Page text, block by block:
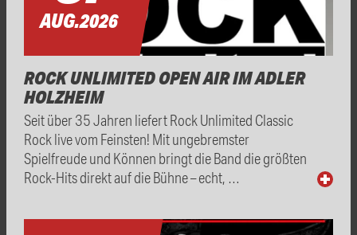
AUG.2026
ROCK UNLIMITED OPEN AIR IM ADLER
HOLZHEIM
Seit über 35 Jahren liefert Rock Unlimited Classic
Rock live vom Feinsten! Mit ungebremster
Spielfreude und Können bringt die Band die größten
Rock-Hits direkt auf die Bühne – echt, …